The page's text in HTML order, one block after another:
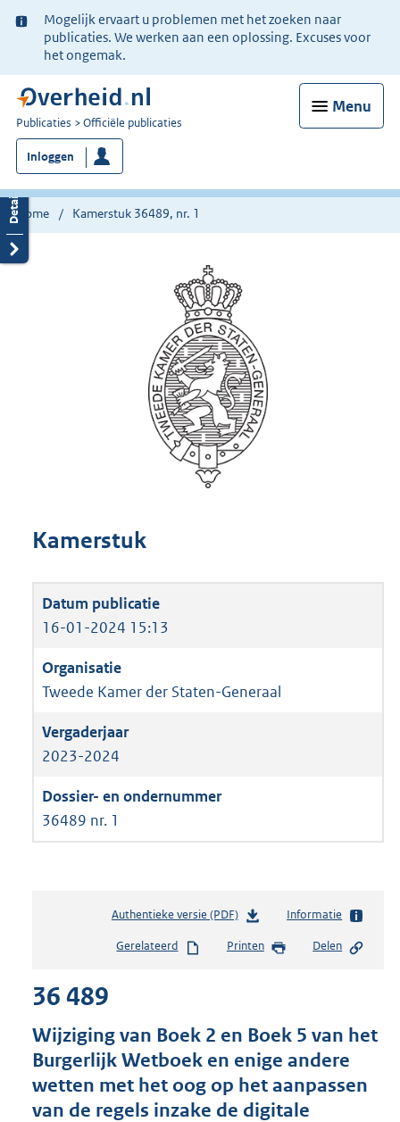
Ter
informatie:
Mogelijk ervaart u problemen met het zoeken naar
publicaties. We werken aan een oplossing. Excuses voor
het ongemak.
Menu
U
bent
nu
hier:
Publicaties Officiële publicaties
Inloggen
Home Kamerstuk 36489, nr. 1
Kamerstuk
16-01-2024 15:13
Tweede Kamer der Staten-Generaal
2023-2024
36489 nr. 1
Authentieke versie (PDF)b
s
s
g
r
Informatie
Gerelateerd Printen Delen
36 489
Wijziging van Boek 2 en Boek 5 van het
Burgerlijk Wetboek en enige andere
wetten met het oog op het aanpassen
van de regels inzake de digitale